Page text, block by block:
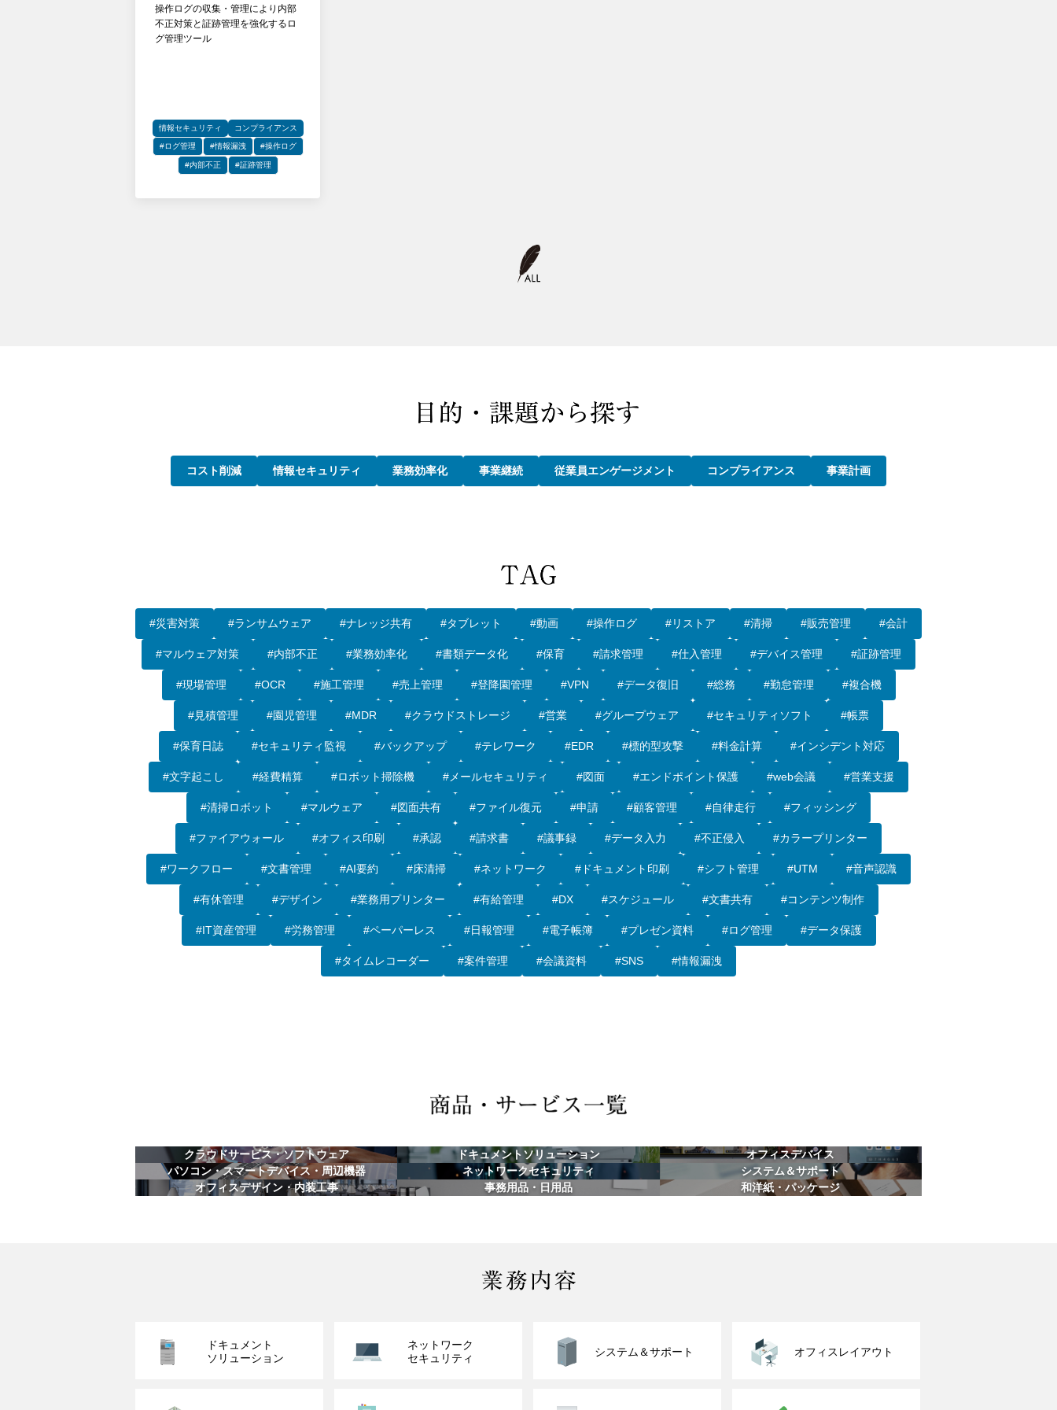
操作ログの収集・管理により内部
不正対策と証跡管理を強化するロ
グ管理ツール
情報セキュリティ コンプライアンス
#ログ管理 #情報漏洩 #操作ログ
#内部不正 #証跡管理
コスト削減 情報セキュリティ 業務効率化 事業継続 従業員エンゲージメント コンプライアンス 事業計画
#災害対策 #ランサムウェア #ナレッジ共有 #タブレット #動画 #操作ログ #リストア #清掃 #販売管理 #会計
#マルウェア対策 #内部不正 #業務効率化 #書類データ化 #保育 #請求管理 #仕入管理 #デバイス管理 #証跡管理
#現場管理 #OCR #施工管理 #売上管理 #登降園管理 #VPN #データ復旧 #総務 #勤怠管理 #複合機
#見積管理 #園児管理 #MDR #クラウドストレージ #営業 #グループウェア #セキュリティソフト #帳票
#保育日誌 #セキュリティ監視 #バックアップ #テレワーク #EDR #標的型攻撃 #料金計算 #インシデント対応
#文字起こし #経費精算 #ロボット掃除機 #メールセキュリティ #図面 #エンドポイント保護 #web会議 #営業支援
#清掃ロボット #マルウェア #図面共有 #ファイル復元 #申請 #顧客管理 #自律走行 #フィッシング
#ファイアウォール #オフィス印刷 #承認 #請求書 #議事録 #データ入力 #不正侵入 #カラープリンター
#ワークフロー #文書管理 #AI要約 #床清掃 #ネットワーク #ドキュメント印刷 #シフト管理 #UTM #音声認識
#有休管理 #デザイン #業務用プリンター #有給管理 #DX #スケジュール #文書共有 #コンテンツ制作
#IT資産管理 #労務管理 #ペーパーレス #日報管理 #電子帳簿 #プレゼン資料 #ログ管理 #データ保護
#タイムレコーダー #案件管理 #会議資料 #SNS #情報漏洩
クラウドサービス・ソフトウェア ドキュメントソリューション
オフィスデバイス
パソコン・スマートデバイス・周辺機器
ネットワークセキュリティ
システム＆サポート
オフィスデザイン・内装工事
事務用品・日用品 和洋紙・パッケージ
ドキュメント
ソリューション
ネットワーク
セキュリティ
システム＆サポート オフィスレイアウト